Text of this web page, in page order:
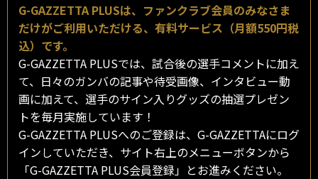
G-GAZZETTA PLUSは、ファンクラブ会員のみなさま
だけがご利用いただける、有料サービス（月額550円税
込）です。
G-GAZZETTA PLUSでは、試合後の選手コメントに加え
て、日々のガンバの記事や待受画像、インタビュー動
画に加えて、選手のサイン入りグッズの抽選プレゼン
トを毎月実施しています！
G-GAZZETTA PLUSへのご登録は、G-GAZZETTAにログ
インしていただき、サイト右上のメニューボタンから
「G-GAZZETTA PLUS会員登録」とお進みください。